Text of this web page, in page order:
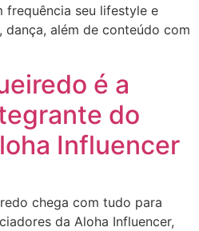
frequência seu lifestyle e
além de conteúdo com
é a
do
Influencer
chega com tudo para
da Aloha Influencer,